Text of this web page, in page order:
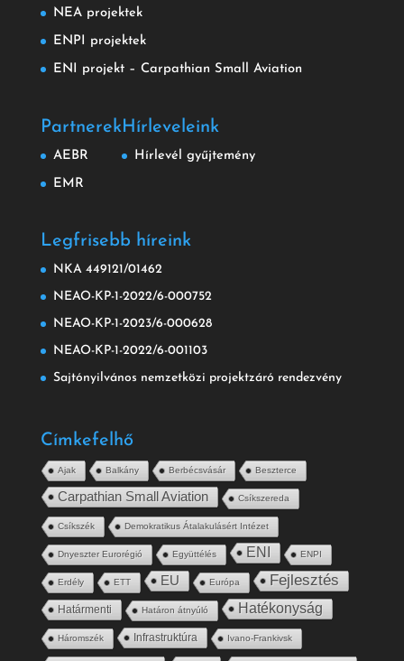
NEA projektek
ENPI projektek
ENI projekt – Carpathian Small Aviation
Partnerek
AEBR
EMR
Hírleveleink
Hírlevél gyűjtemény
Legfrisebb híreink
NKA 449121/01462
NEAO-KP-1-2022/6-000752
NEAO-KP-1-2023/6-000628
NEAO-KP-1-2022/6-001103
Sajtónyilvános nemzetközi projektzáró rendezvény
Címkefelhő
Ajak Balkány Berbécsvásár Beszterce
Carpathian Small Aviation Csíkszereda
Csíkszék Demokratikus Átalakulásért Intézet
Dnyeszter Eurorégió Együttélés ENI ENPI
Erdély ETT EU Európa Fejlesztés
Határmenti Határon átnyúló Hatékonyság
Háromszék Infrastruktúra Ivano-Frankivsk